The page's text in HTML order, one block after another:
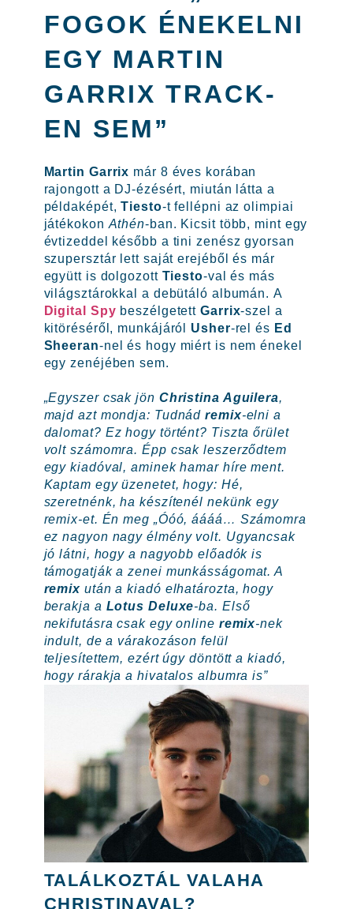
FOGOK ÉNEKELNI
EGY MARTIN
GARRIX TRACK-
EN SEM”
Martin Garrix már 8 éves korában
rajongott a DJ-ézésért, miután látta a
példaképét,Tiesto-t fellépni az olimpiai
játékokon Athén-ban. Kicsit több, mint egy
évtizeddel később a tini zenész gyorsan
szupersztár lett saját erejéből és már
együtt is dolgozott Tiesto-val és más
világsztárokkal a debütáló albumán. A
Digital Spy beszélgetettGarrix-szel a
kitöréséről, munkájáról Usher-rel és Ed
Sheeran-nel és hogy miért is nem énekel
egy zenéjében sem.
„Egyszer csak jön Christina Aguilera,
majd azt mondja: Tudnádremix-elni a
dalomat? Ez hogy történt? Tiszta őrület
volt számomra. Épp csak leszerződtem
egy kiadóval, aminek hamar híre ment.
Kaptam egy üzenetet, hogy: Hé,
szeretnénk, ha készítenél nekünk egy
remix-et. Én meg „Óóó, áááá… Számomra
ez nagyon nagy élmény volt. Ugyancsak
jó látni, hogy a nagyobb előadók is
támogatják a zenei munkásságomat. A
remix után a kiadó elhatározta, hogy
berakja a Lotus Deluxe-ba. Első
nekifutásra csak egy online remix-nek
indult, de a várakozáson felül
teljesítettem, ezért úgy döntött a kiadó,
hogy rárakja a hivatalos albumra is”
TALÁLKOZTÁL VALAHA
CHRISTINAVAL?